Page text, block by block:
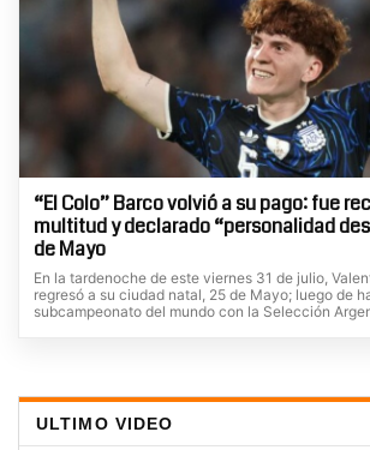
“El Colo” Barco volvió a su pago: fue
multitud y declarado “personalidad
de Mayo
En la tardenoche de este viernes 31 de julio,
regresó a su ciudad natal, 25 de Mayo; luego de
subcampeonato del mundo con la Selección
ULTIMO VIDEO